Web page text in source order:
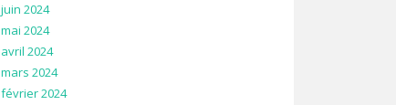
juin 2024
mai 2024
avril 2024
mars 2024
février 2024